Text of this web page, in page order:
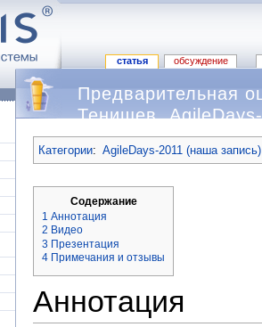
статья обсуждение
Предварительная
Тенищев,
Категории: AgileDays-2011 (наша запись)
Содержание
1 Аннотация
2 Видео
3 Презентация
4 Примечания и отзывы
Аннотация